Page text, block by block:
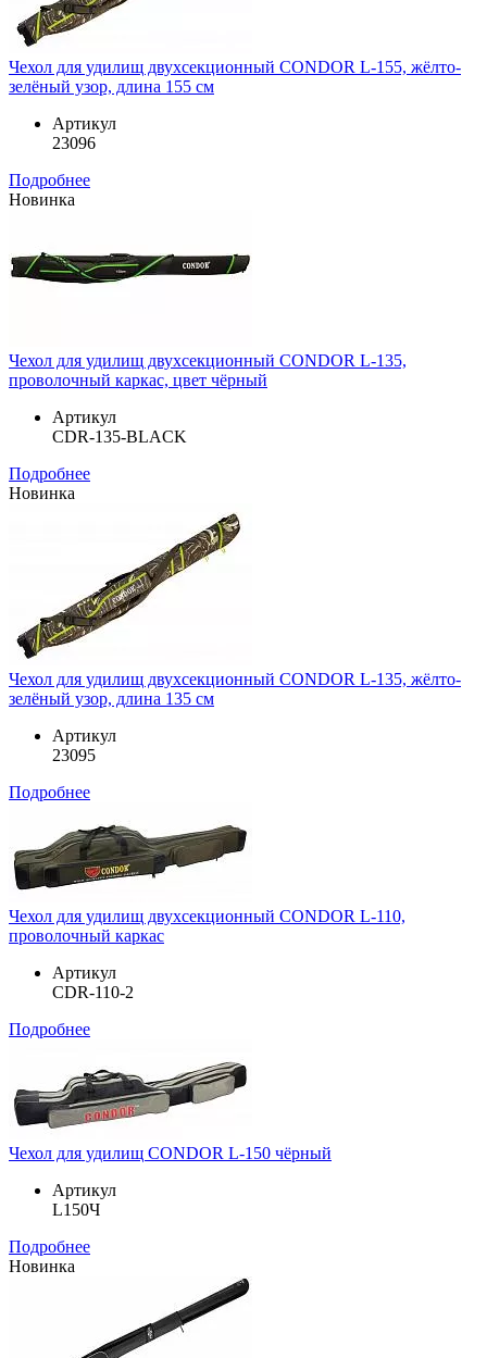
Чехол для удилищ двухсекционный CONDOR L-155, жёлто-
зелёный узор, длина 155 см
Артикул
23096
Подробнее
Новинка
Чехол для удилищ двухсекционный CONDOR L-135,
проволочный каркас, цвет чёрный
Артикул
CDR-135-BLACK
Подробнее
Новинка
Чехол для удилищ двухсекционный CONDOR L-135, жёлто-
зелёный узор, длина 135 см
Артикул
23095
Подробнее
Чехол для удилищ двухсекционный CONDOR L-110,
проволочный каркас
Артикул
CDR-110-2
Подробнее
Чехол для удилищ CONDOR L-150 чёрный
Артикул
L150Ч
Подробнее
Новинка